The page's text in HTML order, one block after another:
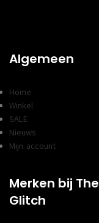
Algemeen
Home
Winkel
SALE
Nieuws
Mijn account
Merken bij The
Glitch